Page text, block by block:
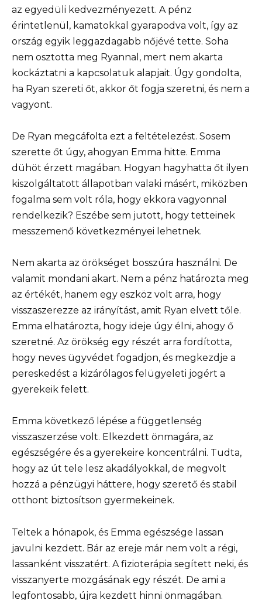
az egyedüli kedvezményezett. A pénz
érintetlenül, kamatokkal gyarapodva volt, így az
ország egyik leggazdagabb nőjévé tette. Soha
nem osztotta meg Ryannal, mert nem akarta
kockáztatni a kapcsolatuk alapjait. Úgy gondolta,
ha Ryan szereti őt, akkor őt fogja szeretni, és nem a
vagyont.
De Ryan megcáfolta ezt a feltételezést. Sosem
szerette őt úgy, ahogyan Emma hitte. Emma
dühöt érzett magában. Hogyan hagyhatta őt ilyen
kiszolgáltatott állapotban valaki másért, miközben
fogalma sem volt róla, hogy ekkora vagyonnal
rendelkezik? Eszébe sem jutott, hogy tetteinek
messzemenő következményei lehetnek.
Nem akarta az örökséget bosszúra használni. De
valamit mondani akart. Nem a pénz határozta meg
az értékét, hanem egy eszköz volt arra, hogy
visszaszerezze az irányítást, amit Ryan elvett tőle.
Emma elhatározta, hogy ideje úgy élni, ahogy ő
szeretné. Az örökség egy részét arra fordította,
hogy neves ügyvédet fogadjon, és megkezdje a
pereskedést a kizárólagos felügyeleti jogért a
gyerekeik felett.
Emma következő lépése a függetlenség
visszaszerzése volt. Elkezdett önmagára, az
egészségére és a gyerekeire koncentrálni. Tudta,
hogy az út tele lesz akadályokkal, de megvolt
hozzá a pénzügyi háttere, hogy szerető és stabil
otthont biztosítson gyermekeinek.
Teltek a hónapok, és Emma egészsége lassan
javulni kezdett. Bár az ereje már nem volt a régi,
lassanként visszatért. A fizioterápia segített neki, és
visszanyerte mozgásának egy részét. De ami a
legfontosabb, újra kezdett hinni önmagában.